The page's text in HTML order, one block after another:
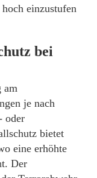
einzustufen
bei
am
je nach
oder
bietet
eine erhöhte
Der